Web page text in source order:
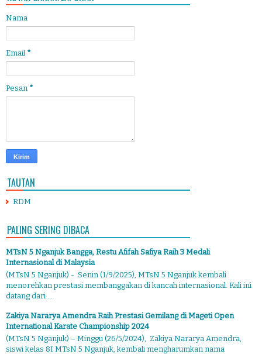
Nama
Email *
Pesan *
TAUTAN
RDM
PALING SERING DIBACA
MTsN 5 Nganjuk Bangga, Restu Afifah Safiya Raih 3 Medali
Internasional di Malaysia
(MTsN 5 Nganjuk) - Senin (1/9/2025), MTsN 5 Nganjuk kembali
menorehkan prestasi membanggakan di kancah internasional. Kali ini
datang dari ...
Zakiya Nararya Amendra Raih Prestasi Gemilang di Mageti Open
International Karate Championship 2024
(MTsN 5 Nganjuk) – Minggu (26/5/2024), Zakiya Nararya Amendra,
siswi kelas 8I MTsN 5 Nganjuk, kembali mengharumkan nama